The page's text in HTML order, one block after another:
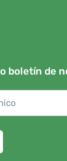
boletín de